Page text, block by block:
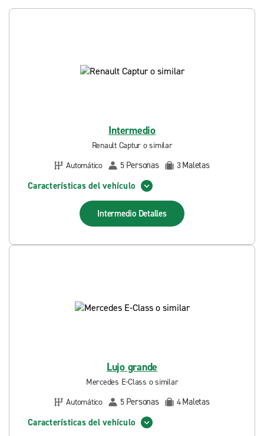
Intermedio
Renault Captur o similar
Automático
5 Personas 3Maletas
Características del vehículo
Intermedio Detalles
Lujo grande
Mercedes E-Class o similar
Automático
5 Personas 4Maletas
Características del vehículo